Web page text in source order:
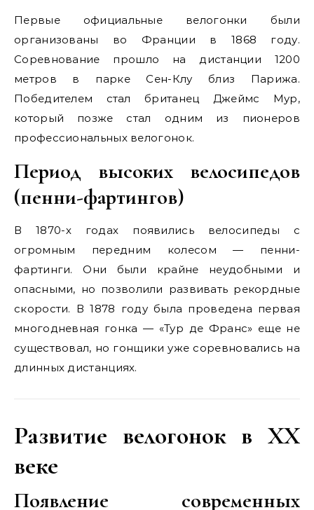
Первые официальные велогонки были
организованы во Франции в 1868 году.
Соревнование прошло на дистанции 1200
метров в парке Сен-Клу близ Парижа.
Победителем стал британец Джеймс Мур,
который позже стал одним из пионеров
профессиональных велогонок.
Период высоких велосипедов
(пенни-фартингов)
В 1870-х годах появились велосипеды с
огромным передним колесом — пенни-
фартинги. Они были крайне неудобными и
опасными, но позволили развивать рекордные
скорости. В 1878 году была проведена первая
многодневная гонка — «Тур де Франс» еще не
существовал, но гонщики уже соревновались на
длинных дистанциях.
Развитие велогонок в XX
веке
Появление современных